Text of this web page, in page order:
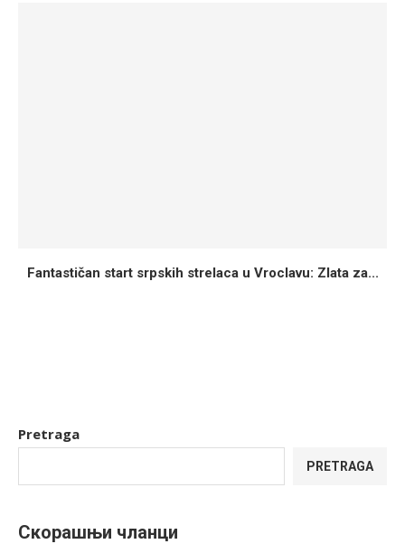
Fantastičan start srpskih strelaca u Vroclavu: Zlata za...
Pretraga
PRETRAGA
Скорашњи чланци